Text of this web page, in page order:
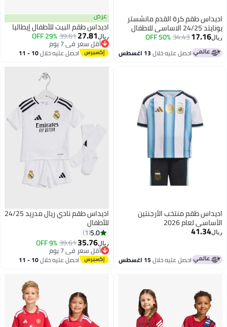
اديداس طقم كرة القدم مانشستر
يونايتد 24/25 الاساسي للاطفال
ريال17.16
34.43
50% OFF
احصل عليه خلال13 اغسطس
عرض
اديداس طقم البيت للأطفال إيطاليا
ريال 27.81
39.61
29% OFF
أقل سعر في 7 يوم
أقل سعر في 7 يوماحصل عليه خلال 10 - 11
اغسطس
اديداس طقم منتخب الأرجنتين
الأساسي لعام 2026
ريال41.34
احصل عليه خلال15 اغسطس
اديداس طقم نادي ريال مدريد 24/25
للأطفال
5.0
1
ريال35.76
39.61
9% OFF
أقل سعر في 7 يوم
أقل سعر في 7 يوماحصل عليه خلال 10 - 11